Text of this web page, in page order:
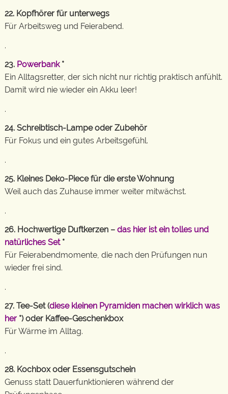
22. Kopfhörer für unterwegs
Für Arbeitsweg und Feierabend.
.
23. Powerbank*
Ein Alltagsretter, der sich nicht nur richtig praktisch anfühlt.
Damit wird nie wieder ein Akku leer!
.
24. Schreibtisch-Lampe oder Zubehör
Für Fokus und ein gutes Arbeitsgefühl.
.
25. Kleines Deko-Piece für die erste Wohnung
Weil auch das Zuhause immer weiter mitwächst.
.
26. Hochwertige Duftkerzen – das hier ist ein tolles und
natürliches Set*
Für Feierabendmomente, die nach den Prüfungen nun
wieder frei sind.
.
27. Tee-Set (diese kleinen Pyramiden machen wirklich was
her *) oder Kaffee-Geschenkbox
Für Wärme im Alltag.
.
28. Kochbox oder Essensgutschein
Genuss statt Dauerfunktionieren während der